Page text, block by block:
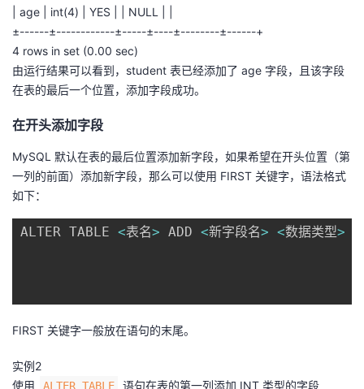
| age | int(4) | YES | | NULL | |
±------±------------±-----±----±--------±------+
4 rows in set (0.00 sec)
由运行结果可以看到，student 表已经添加了 age 字段，且该字段
在表的最后一个位置，添加字段成功。
在开头添加字段
MySQL 默认在表的最后位置添加新字段，如果希望在开头位置（第
一列的前面）添加新字段，那么可以使用 FIRST 关键字，语法格式
如下：
ALTER TABLE <表名> ADD <新字段名> <数据类型>
FIRST 关键字一般放在语句的末尾。
实例2
使用
ALTER TABLE 语句在表的第一列添加 INT 类型的字段